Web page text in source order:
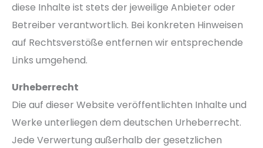
diese Inhalte ist stets der jeweilige Anbieter oder
Betreiber verantwortlich. Bei konkreten Hinweisen
auf Rechtsverstöße entfernen wir entsprechende
Links umgehend.
Urheberrecht
Die auf dieser Website veröffentlichten Inhalte und
Werke unterliegen dem deutschen Urheberrecht.
Jede Verwertung außerhalb der gesetzlichen